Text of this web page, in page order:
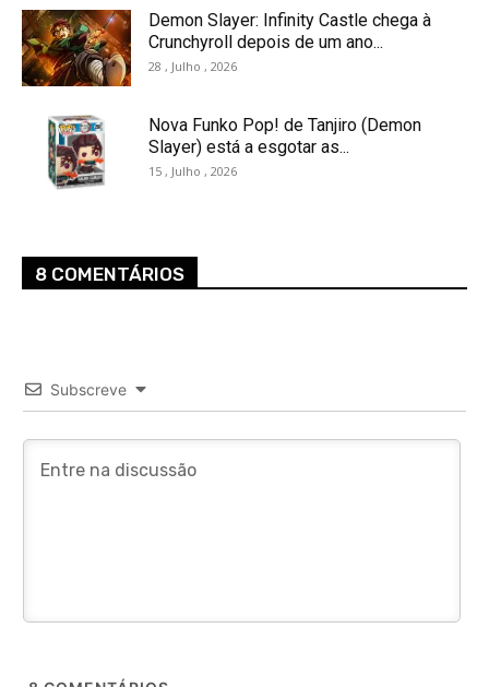
Demon Slayer: Infinity Castle chega à
Crunchyroll depois de um ano...
28 , Julho , 2026
Nova Funko Pop! de Tanjiro (Demon
Slayer) está a esgotar as...
15 , Julho , 2026
8 COMENTÁRIOS
Subscreve